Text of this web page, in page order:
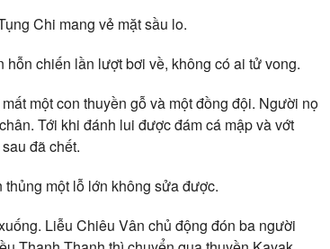
Chi mang vẻ mặt sầu lo.
chiến lần lượt bơi về, không có ai tử vong.
một con thuyền gỗ và một đồng đội. Người nọ
Tới khi đánh lui được đám cá mập và vớt
đã chết.
một lỗ lớn không sửa được.
Liễu Chiêu Vân chủ động đón ba người